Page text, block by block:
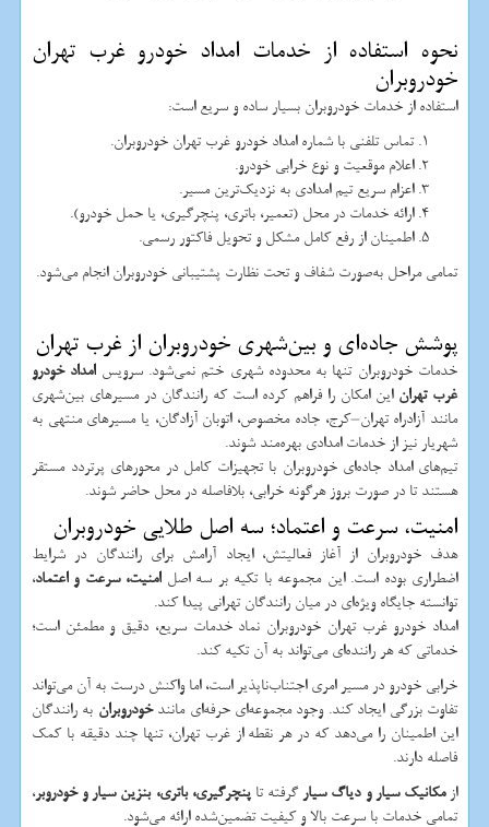
نحوه استفاده از خدمات امداد خودرو غرب تهران
خودروبران
استفاده از خدمات خودروبران بسیار ساده و سریع است:
تماس تلفنی با شماره امداد خودرو غرب تهران خودروبران.
اعلام موقعیت و نوع خرابی خودرو.
اعزام سریع تیم امدادی به نزدیک‌ترین مسیر.
ارائه خدمات در محل (تعمیر، باتری، پنچرگیری، یا حمل خودرو).
اطمینان از رفع کامل مشکل و تحویل فاکتور رسمی.
تمامی مراحل به‌صورت شفاف و تحت نظارت پشتیبانی خودروبران انجام می‌شود.
پوشش جاده‌ای و بین‌شهری خودروبران از غرب تهران
خدمات خودروبران تنها به محدوده شهری ختم نمی‌شود. سرویسامداد خودرو
غرب تهران این امکان را فراهم کرده است که رانندگان در مسیرهای بین‌شهری
مانند آزادراه تهران–کرج، جاده مخصوص، اتوبان آزادگان، یا مسیرهای منتهی به
شهریار نیز از خدمات امدادی بهره‌مند شوند.
تیم‌های امداد جاده‌ای خودروبران با تجهیزات کامل در محورهای پرتردد مستقر
هستند تا در صورت بروز هرگونه خرابی، بلافاصله در محل حاضر شوند.
امنیت، سرعت و اعتماد؛ سه اصل طلایی خودروبران
هدف خودروبران از آغاز فعالیتش، ایجاد آرامش برای رانندگان در شرایط
اضطراری بوده است. این مجموعه با تکیه بر سه اصلامنیت، سرعت و اعتماد،
توانسته جایگاه ویژه‌ای در میان رانندگان تهرانی پیدا کند.
امداد خودرو غرب تهران خودروبران نماد خدمات سریع، دقیق و مطمئن است؛
خدماتی که هر راننده‌ای می‌تواند به آن تکیه کند.
خرابی خودرو در مسیر امری اجتناب‌ناپذیر است، اما واکنش درست به آن می‌تواند
تفاوت بزرگی ایجاد کند. وجود مجموعه‌ای حرفه‌ای مانندخودروبران به رانندگان
این اطمینان را می‌دهد که در هر نقطه از غرب تهران، تنها چند دقیقه با کمک
فاصله دارند.
ازمکانیک سیار و دیاگ سیارگرفته تاپنچرگیری، باتری، بنزین سیار و خودروبر،
تمامی خدمات با سرعت بالا و کیفیت تضمین‌شده ارائه می‌شود.